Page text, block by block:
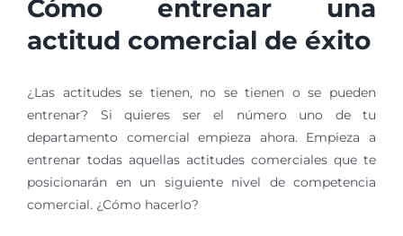
Cómo entrenar una
actitud comercial de éxito
¿Las actitudes se tienen, no se tienen o se pueden
entrenar? Si quieres ser el número uno de tu
departamento comercial empieza ahora. Empieza a
entrenar todas aquellas actitudes comerciales que te
posicionarán en un siguiente nivel de competencia
comercial. ¿Cómo hacerlo?